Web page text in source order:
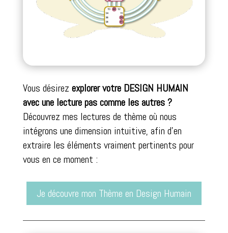
Vous désirez explorer votre DESIGN HUMAIN
avec une lecture pas comme les autres ?
Découvrez mes lectures de thème où nous
intégrons une dimension intuitive, afin d’en
extraire les éléments vraiment pertinents pour
vous en ce moment :
Je découvre mon Thème en Design Humain